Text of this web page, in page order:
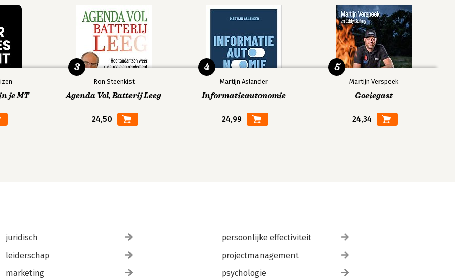
je MT
Ron Steenkist
Agenda Vol, Batterij Leeg
24,50
3
Martijn Aslander
Informatieautonomie
24,99
4
Martijn Verspeek
Goeiegast
24,34
5
juridisch
leiderschap
marketing
persoonlijke effectiviteit
projectmanagement
psychologie